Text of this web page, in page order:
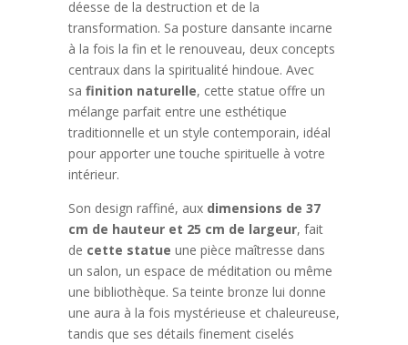
déesse de la destruction et de la
transformation. Sa posture dansante incarne
à la fois la fin et le renouveau, deux concepts
centraux dans la spiritualité hindoue. Avec
sa finition naturelle, cette statue offre un
mélange parfait entre une esthétique
traditionnelle et un style contemporain, idéal
pour apporter une touche spirituelle à votre
intérieur.
Son design raffiné, aux dimensions de 37
cm de hauteur et 25 cm de largeur, fait
de cette statue une pièce maîtresse dans
un salon, un espace de méditation ou même
une bibliothèque. Sa teinte bronze lui donne
une aura à la fois mystérieuse et chaleureuse,
tandis que ses détails finement ciselés